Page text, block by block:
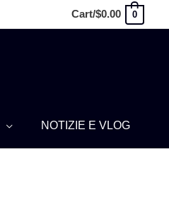
Cart/$0.00 0
NOTIZIE E VLOG